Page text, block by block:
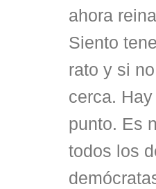
ahora
Siento
rato y si
cerca.
punto. Es
todos los